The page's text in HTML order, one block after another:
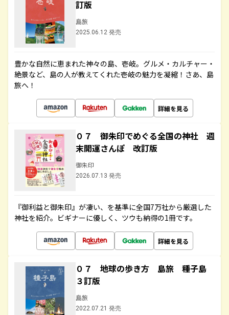
訂版
島旅
2025.06.12 発売
豊かな自然に恵まれた神々の島、壱岐。グルメ・カルチャー・
絶景など、島の人が教えてくれた壱岐の魅力を凝縮！さあ、島
旅へ！
詳細を見る
０７ 御朱印でめぐる全国の神社 週
末開運さんぽ 改訂版
御朱印
2026.07.13 発売
『御利益と御朱印』が凄い、を基準に全国7万社から厳選した
神社を紹介。ビギナーに優しく、ツウも納得の1冊です。
詳細を見る
０７ 地球の歩き方 島旅 種子島
３訂版
島旅
2022.07.21 発売